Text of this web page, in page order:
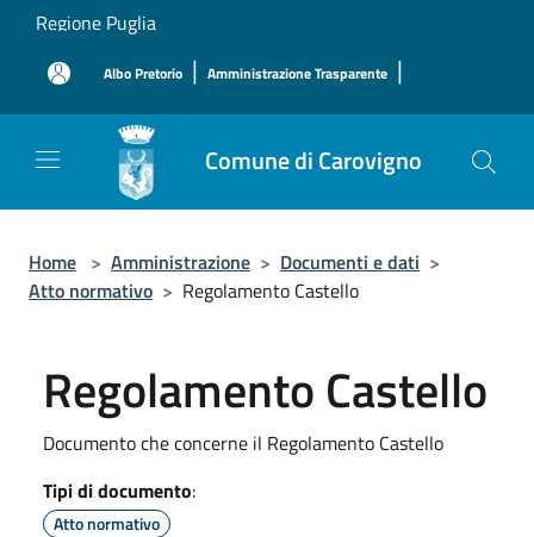
Salta al contenuto principale
Regione Puglia
Albo Pretorio | Amministrazione Trasparente |
Comune di Carovigno
Home > Amministrazione > Documenti e dati >
Atto normativo > Regolamento Castello
Regolamento Castello
Documento che concerne il Regolamento Castello
Tipi di documento:
Atto normativo